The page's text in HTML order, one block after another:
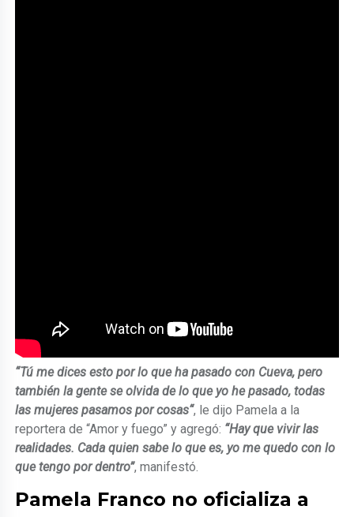
“Tú me dices esto por lo que ha pasado con Cueva, pero
también la gente se olvida de lo que yo he pasado, todas
las mujeres pasamos por cosas“, le dijo Pamela a la
reportera de “Amor y fuego” y agregó: “Hay que vivir las
realidades. Cada quien sabe lo que es, yo me quedo con lo
que tengo por dentro”, manifestó.
Pamela Franco no oficializa a